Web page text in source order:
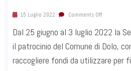
15 Luglio 2022 Comments Off
Dal 25 giugno al 3 luglio 2022 la
il patrocinio del Comune di Dolo,
raccogliere fondi da utilizzare per